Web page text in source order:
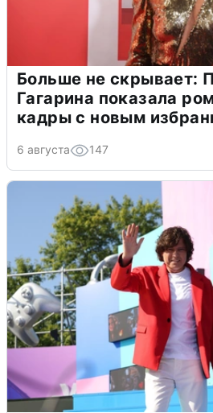
Больше не скрывает:
Гагарина показала
кадры с новым
6 августа 147